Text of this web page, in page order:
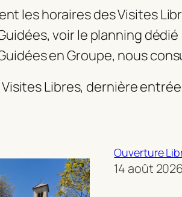
les horaires des Visites
voir le planning
en Groupe, nous
Libres, dernière
Ouverture
14 août